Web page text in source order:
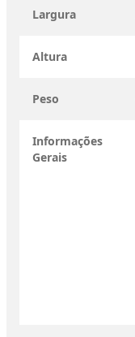
Largura
Altura
Peso
Informações
Gerais